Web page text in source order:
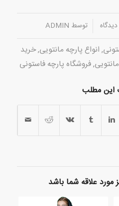
توسط ADMIN
, انواع پارچه مانتویی,خرید
,فروشگاه پارچه فاستونی
این مطلب
مورد علاقه شما باشد